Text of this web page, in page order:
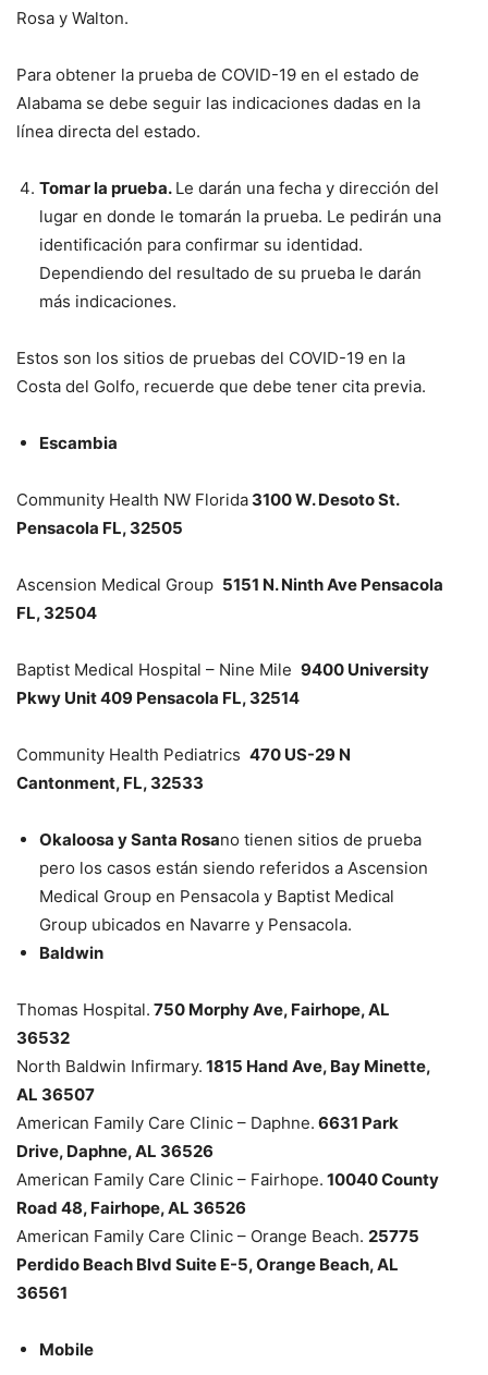
Rosa y Walton.
Para obtener la prueba de COVID-19 en el estado de
Alabama se debe seguir las indicaciones dadas en la
línea directa del estado.
Tomar la prueba. Le darán una fecha y dirección del
lugar en donde le tomarán la prueba. Le pedirán una
identificación para confirmar su identidad.
Dependiendo del resultado de su prueba le darán
más indicaciones.
Estos son los sitios de pruebas del COVID-19 en la
Costa del Golfo, recuerde que debe tener cita previa.
Escambia
Community Health NW Florida 3100 W. Desoto St.
Pensacola FL, 32505
Ascension Medical Group 5151 N. Ninth Ave Pensacola
FL, 32504
Baptist Medical Hospital – Nine Mile 9400 University
Pkwy Unit 409 Pensacola FL, 32514
Community Health Pediatrics 470 US-29 N
Cantonment, FL, 32533
Okaloosa y Santa Rosano tienen sitios de prueba
pero los casos están siendo referidos a Ascension
Medical Group en Pensacola y Baptist Medical
Group ubicados en Navarre y Pensacola.
Baldwin
Thomas Hospital. 750 Morphy Ave, Fairhope, AL
36532
North Baldwin Infirmary. 1815 Hand Ave, Bay Minette,
AL 36507
American Family Care Clinic – Daphne. 6631 Park
Drive, Daphne, AL 36526
American Family Care Clinic – Fairhope. 10040 County
Road 48, Fairhope, AL 36526
American Family Care Clinic – Orange Beach. 25775
Perdido Beach Blvd Suite E-5, Orange Beach, AL
36561
Mobile